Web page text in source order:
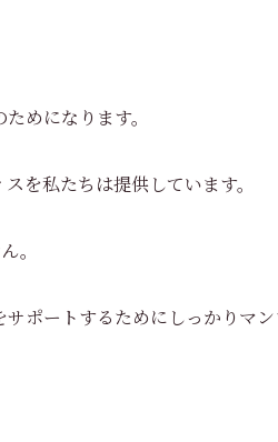
めになります。
を私たちは提供しています。
。
ポートするためにしっかりマ